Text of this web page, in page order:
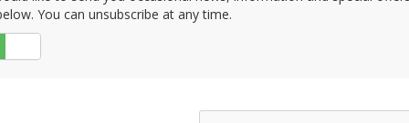
You can unsubscribe at any time.